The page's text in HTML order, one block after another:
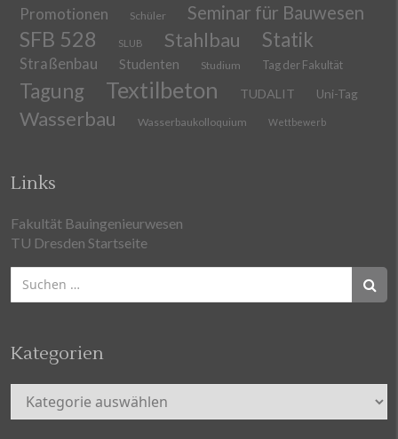
Promotionen Schüler Seminar für Bauwesen
SFB 528 SLUB Stahlbau Statik
Straßenbau Studenten Studium Tag der Fakultät
Tagung Textilbeton TUDALIT Uni-Tag
Wasserbau Wasserbaukolloquium Wettbewerb
Links
Fakultät Bauingenieurwesen
TU Dresden Startseite
nach:
Kategorien
Kategorien